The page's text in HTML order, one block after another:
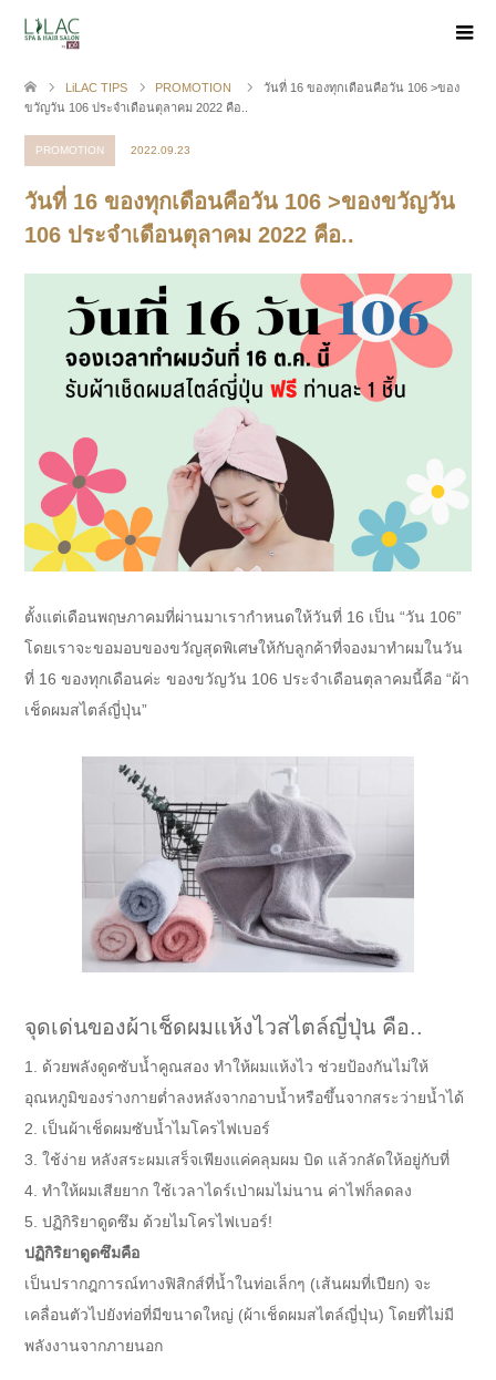
LiLAC TIPS PROMOTION
วันที่ 16 ของทุกเดือนคือวัน 106 >ของ
ขวัญวัน 106 ประจำเดือนตุลาคม 2022 คือ..
PROMOTION 2022.09.23
วันที่ 16 ของทุกเดือนคือวัน 106 >ของขวัญวัน
106 ประจำเดือนตุลาคม 2022 คือ..
ตั้งแต่เดือนพฤษภาคมที่ผ่านมาเรากำหนดให้วันที่ 16 เป็น “วัน 106”
โดยเราจะขอมอบของขวัญสุดพิเศษให้กับลูกค้าที่จองมาทำผมในวัน
ที่ 16 ของทุกเดือนค่ะ ของขวัญวัน 106 ประจำเดือนตุลาคมนี้คือ “ผ้า
เช็ดผมสไตล์ญี่ปุ่น”
จุดเด่นของผ้าเช็ดผมแห้งไวสไตล์ญี่ปุ่น คือ..
1. ด้วยพลังดูดซับน้ำคูณสอง ทำให้ผมแห้งไว ช่วยป้องกันไม่ให้
อุณหภูมิของร่างกายต่ำลงหลังจากอาบน้ำหรือขึ้นจากสระว่ายน้ำได้
2. เป็นผ้าเช็ดผมซับน้ำไมโครไฟเบอร์
3. ใช้ง่าย หลังสระผมเสร็จเพียงแค่คลุมผม บิด แล้วกลัดให้อยู่กับที่
4. ทำให้ผมเสียยาก ใช้เวลาไดร์เป่าผมไม่นาน ค่าไฟก็ลดลง
5. ปฏิกิริยาดูดซึม ด้วยไมโครไฟเบอร์!
ปฏิกิริยาดูดซึมคือ
เป็นปรากฎการณ์ทางฟิสิกส์ที่น้ำในท่อเล็กๆ (เส้นผมที่เปียก) จะ
เคลื่อนตัวไปยังท่อที่มีขนาดใหญ่ (ผ้าเช็ดผมสไตล์ญี่ปุ่น) โดยที่ไม่มี
พลังงานจากภายนอก